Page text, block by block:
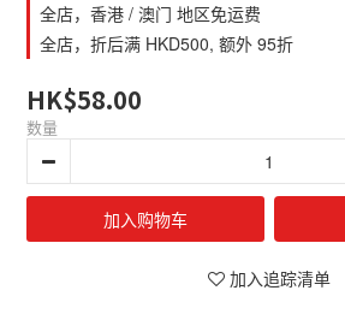
全店，香港 / 澳门 地区免运费
全店，折后满 HKD500, 额外 95折
HK$58.00
数量
加入购物车
加入追踪清单